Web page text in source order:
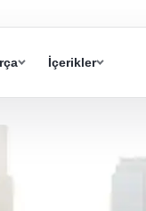
İçerikler